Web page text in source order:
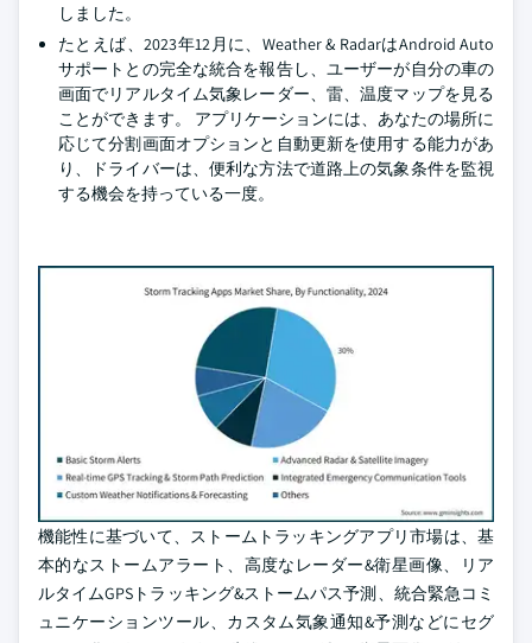
しました。
たとえば、2023年12月に、Weather & RadarはAndroid Auto
サポートとの完全な統合を報告し、ユーザーが自分の車の
画面でリアルタイム気象レーダー、雷、温度マップを見る
ことができます。 アプリケーションには、あなたの場所に
応じて分割画面オプションと自動更新を使用する能力があ
り、ドライバーは、便利な方法で道路上の気象条件を監視
する機会を持っている一度。
機能性に基づいて、ストームトラッキングアプリ市場は、基
本的なストームアラート、高度なレーダー&衛星画像、リア
ルタイムGPSトラッキング&ストームパス予測、統合緊急コミ
ュニケーションツール、カスタム気象通知&予測などにセグ